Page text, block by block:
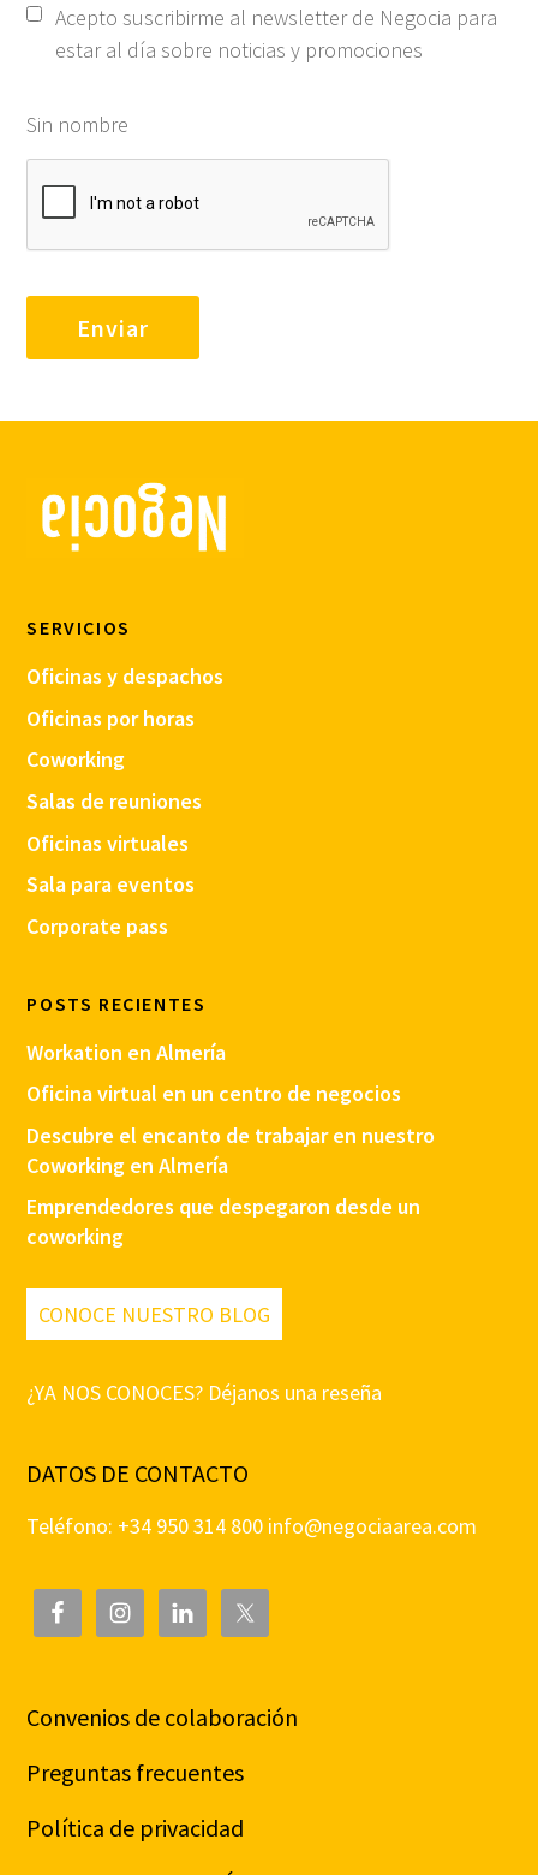
Acepto suscribirme al newsletter de Negocia para
estar al día sobre noticias y promociones
Sin nombre
SERVICIOS
Oficinas y despachos
Oficinas por horas
Coworking
Salas de reuniones
Oficinas virtuales
Sala para eventos
Corporate pass
POSTS RECIENTES
Workation en Almería
Oficina virtual en un centro de negocios
Descubre el encanto de trabajar en nuestro
Coworking en Almería
Emprendedores que despegaron desde un
coworking
CONOCE NUESTRO BLOG
¿YA NOS CONOCES? Déjanos una reseña
DATOS DE CONTACTO
Teléfono: +34 950 314 800 info@negociaarea.com
Convenios de colaboración
Preguntas frecuentes
Política de privacidad